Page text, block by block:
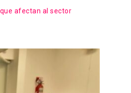
afectan al sector